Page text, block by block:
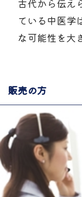
古代から伝え
ている中医学
な可能性を大
販売の方